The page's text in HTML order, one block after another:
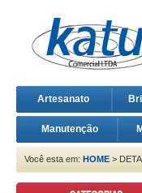
Artesanato
Manutenção
Você esta em: HOME >